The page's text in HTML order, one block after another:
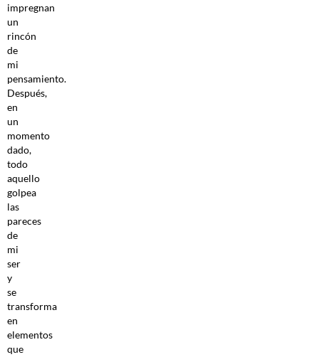
impregnan
un
rincón
de
mi
pensamiento.
Después,
en
un
momento
dado,
todo
aquello
golpea
las
pareces
de
mi
ser
y
se
transforma
en
elementos
que